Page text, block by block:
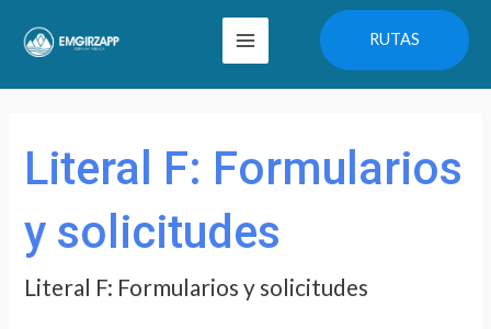
Main
Menu
RUTAS
Literal F: Formularios
y solicitudes
Literal F: Formularios y solicitudes